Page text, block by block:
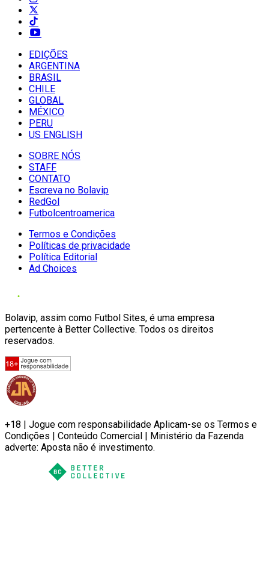
EDIÇÕES
ARGENTINA
BRASIL
CHILE
GLOBAL
MÉXICO
PERU
US ENGLISH
SOBRE NÓS
STAFF
CONTATO
Escreva no Bolavip
RedGol
Futbolcentroamerica
Termos e Condições
Políticas de privacidade
Política Editorial
Ad Choices
Bolavip, assim como Futbol Sites, é uma empresa
pertencente à Better Collective. Todos os direitos
reservados.
+18 | Jogue com responsabilidade Aplicam-se os Termos e
Condições | Conteúdo Comercial | Ministério da Fazenda
adverte: Aposta não é investimento.